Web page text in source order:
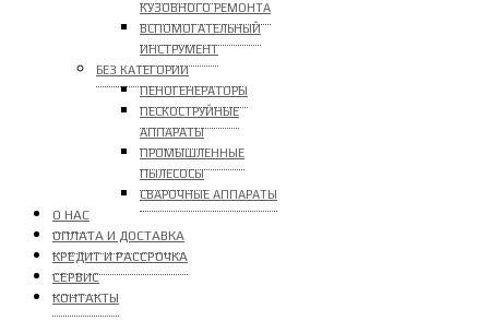
КУЗОВНОГО РЕМОНТА
ВСПОМОГАТЕЛЬНЫЙ
ИНСТРУМЕНТ
БЕЗ КАТЕГОРИИ
ПЕНОГЕНЕРАТОРЫ
ПЕСКОСТРУЙНЫЕ
АППАРАТЫ
ПРОМЫШЛЕННЫЕ
ПЫЛЕСОСЫ
СВАРОЧНЫЕ АППАРАТЫ
О НАС
ОПЛАТА И ДОСТАВКА
КРЕДИТ И РАССРОЧКА
СЕРВИС
КОНТАКТЫ